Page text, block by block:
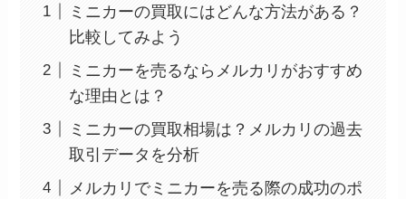
ミニカーの買取にはどんな方法がある？
比較してみよう
ミニカーを売るならメルカリがおすすめ
な理由とは？
ミニカーの買取相場は？メルカリの過去
取引データを分析
メルカリでミニカーを売る際の成功のポ